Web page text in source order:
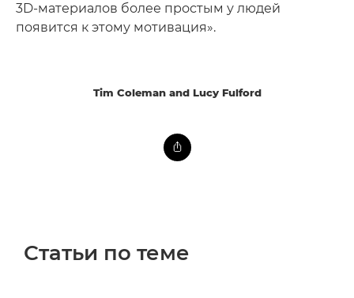
3D-материалов более простым у людей
появится к этому мотивация».
Tim Coleman and Lucy Fulford
Статьи по теме